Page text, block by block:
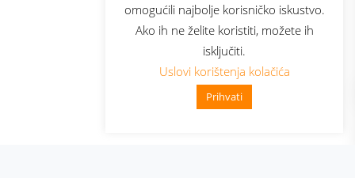
omogućili najbolje korisničko iskustvo.
Ako ih ne želite koristiti, možete ih
isključiti.
Uslovi korištenja kolačića
Prihvati
👋 Zdravo, kako mogu pomoći